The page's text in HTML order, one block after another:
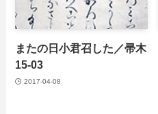
またの日小君召した／帚木
15-03
2017-04-08